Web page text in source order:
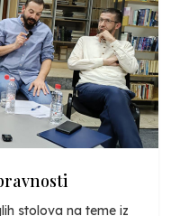
stolova na teme iz